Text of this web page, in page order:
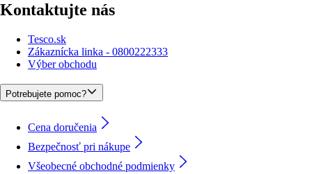
Kontaktujte nás
Tesco.sk
Zákaznícka linka - 0800222333
Výber obchodu
Potrebujete pomoc?
Cena doručenia
Bezpečnosť pri nákupe
Všeobecné obchodné podmienky